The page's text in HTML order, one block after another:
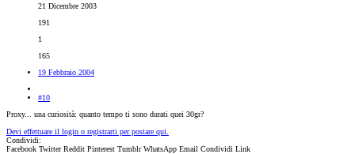
21 Dicembre 2003
191
1
165
19 Febbraio 2004
#10
Proxy... una curiosità: quanto tempo ti sono durati quei 30gr?
Devi effettuare il login o registrarti per postare qui.
Condividi:
Facebook Twitter Reddit Pinterest Tumblr WhatsApp Email Condividi Link